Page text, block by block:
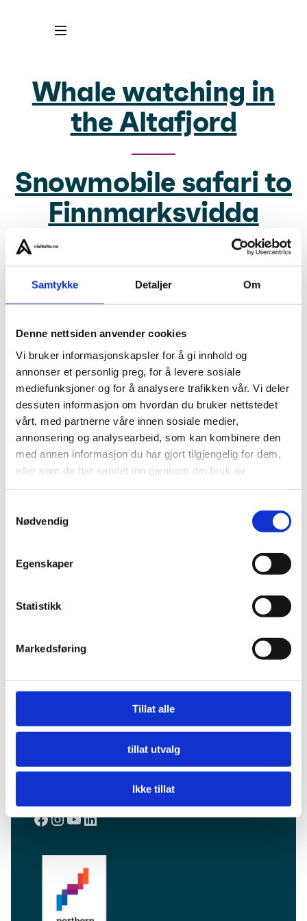
Samtykke Detaljer Om
Denne nettsiden anvender cookies
Vi bruker informasjonskapsler for å gi innhold og
annonser et personlig preg, for å levere sosiale
mediefunksjoner og for å analysere trafikken vår. Vi deler
dessuten informasjon om hvordan du bruker nettstedet
vårt, med partnerne våre innen sosiale medier,
annonsering og analysearbeid, som kan kombinere den
med annen informasjon du har gjort tilgjengelig for dem,
eller som de har samlet inn gjennom din bruk av
Nødvendig
Egenskaper
Statistikk
Markedsføring
Tillat alle
tillat utvalg
Ikke tillat
Whale watching in
the Altafjord
Snowmobile safari to
Finnmarksvidda
Northern Lights Tour
in Alta
About us
Privacy
Visit Alta for Travel Trade
Careers
Markedsgata 3
info@visitalta.no
Facebook
Instagram
YouTube
LinkedIn